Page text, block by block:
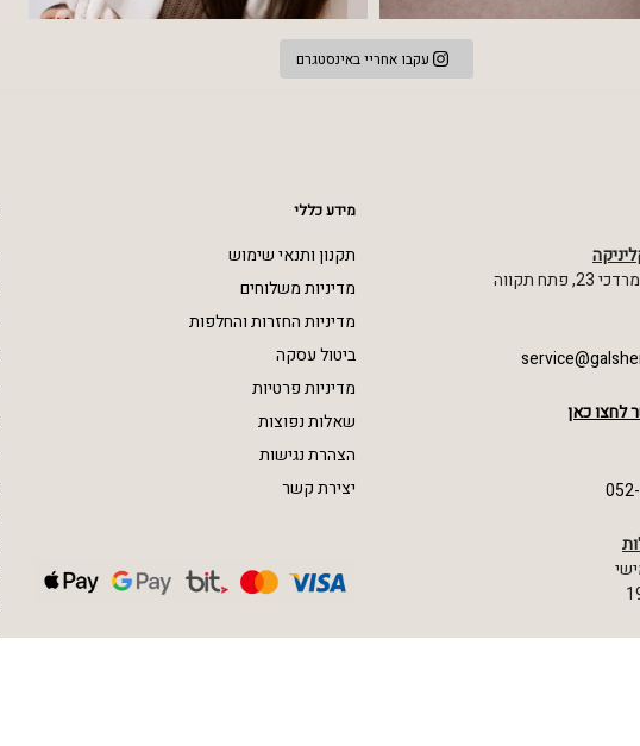
עקבו אחריי באינסטגרם
תקווה
לחצו כאן
מידע כללי
תקנון ותנאי שימוש
מדיניות משלוחים
מדיניות החזרות והחלפות
ביטול עסקה
מדיניות פרטיות
שאלות נפוצות
הצהרת נגישות
יצירת קשר